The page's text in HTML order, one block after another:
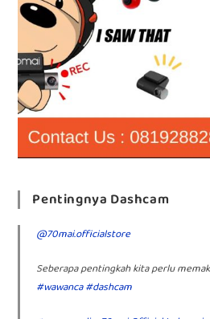
Pentingnya Dashcam
@70mai.officialstore
Seberapa pentingkah kita perlu
#wawanca#dashcam